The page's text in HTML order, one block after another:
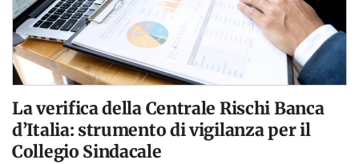
La verifica della Centrale Rischi Banca
d’Italia: strumento di vigilanza per il
Collegio Sindacale